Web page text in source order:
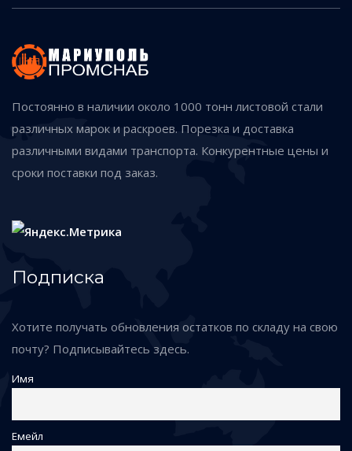
Постоянно в наличии около 1000 тонн листовой стали
различных марок и раскроев. Порезка и доставка
различными видами транспорта. Конкурентные цены и
сроки поставки под заказ.
Подписка
Хотите получать обновления остатков по складу на свою
почту? Подписывайтесь здесь.
Имя
Емейл